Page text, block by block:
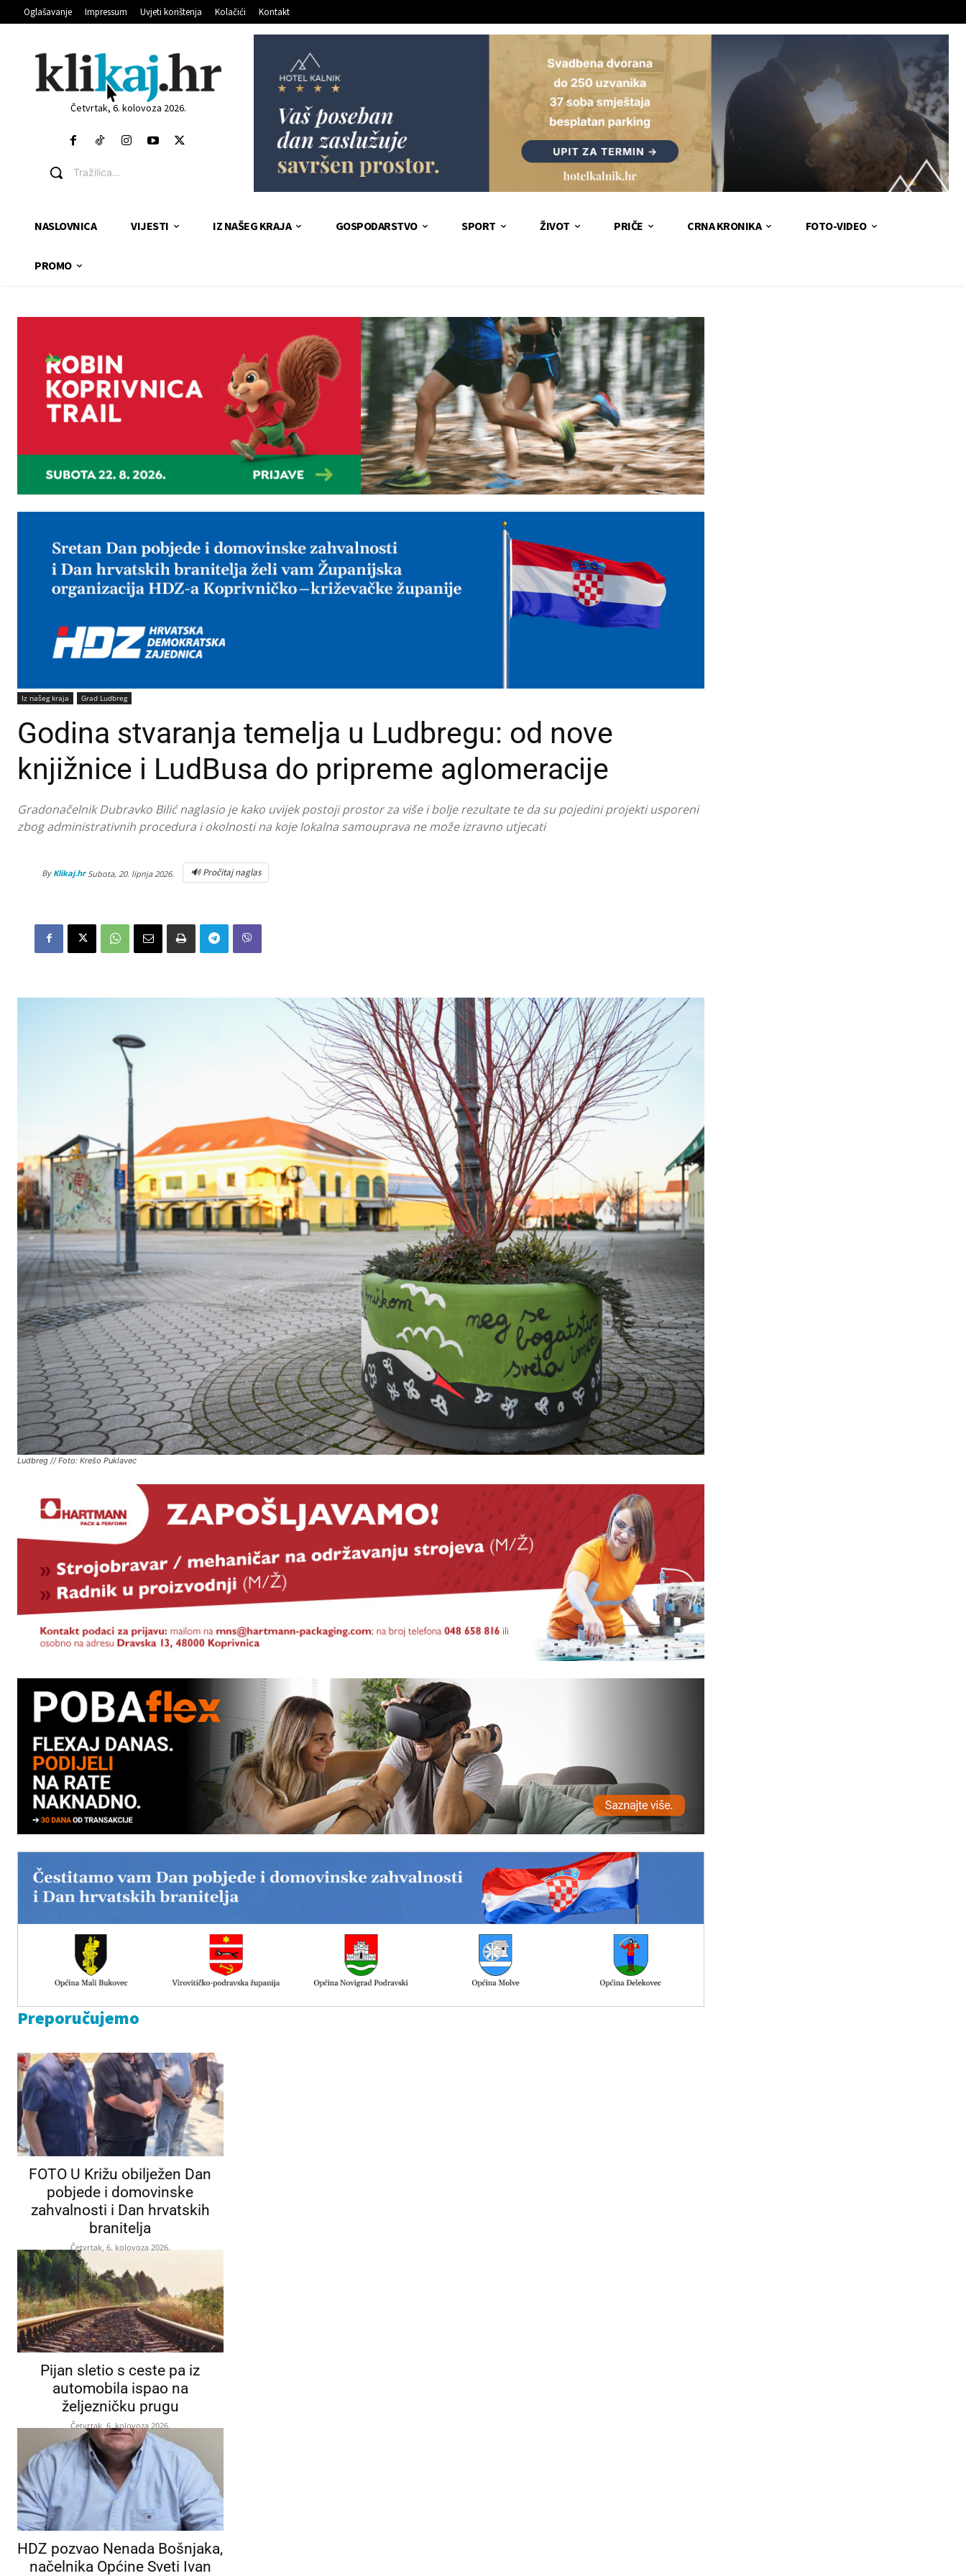
Oglašavanje Impressum Uvjeti korištenja Kolačići Kontakt
Četvrtak, 6. kolovoza 2026.
Tražilica...
NASLOVNICA VIJESTI IZ NAŠEG KRAJA GOSPODARSTVO SPORT ŽIVOT PRIČE CRNA KRONIKA FOTO-VIDEO
PROMO
Iz našeg kraja Grad Ludbreg
Godina stvaranja temelja u Ludbregu: od nove
knjižnice i LudBusa do pripreme aglomeracije
Gradonačelnik Dubravko Bilić naglasio je kako uvijek postoji prostor za više i bolje rezultate te da su pojedini projekti usporeni
zbog administrativnih procedura i okolnosti na koje lokalna samouprava ne može izravno utjecati
By Klikaj.hr Subota, 20. lipnja 2026. 🔊 Pročitaj naglas
Ludbreg // Foto: Krešo Puklavec
Preporučujemo
FOTO U Križu obilježen Dan
pobjede i domovinske
zahvalnosti i Dan hrvatskih
branitelja
Četvrtak, 6. kolovoza 2026.
Pijan sletio s ceste pa iz
automobila ispao na
željezničku prugu
Četvrtak, 6. kolovoza 2026.
HDZ pozvao Nenada Bošnjaka,
načelnika Općine Sveti Ivan